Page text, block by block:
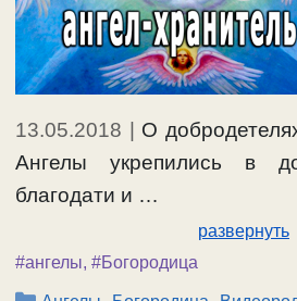
13.05.2018
О
Ангелы укрепились в
благодати и …
развернуть
#ангелы, #Богородица